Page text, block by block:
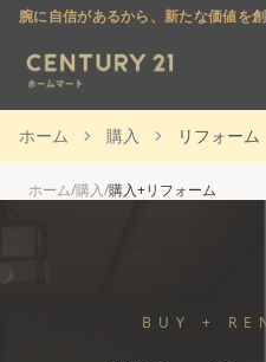
腕に自信があるから、新たな価値を創
ホーム 購入 リフォーム
ホーム/購入/購入+リフォーム
BUY +